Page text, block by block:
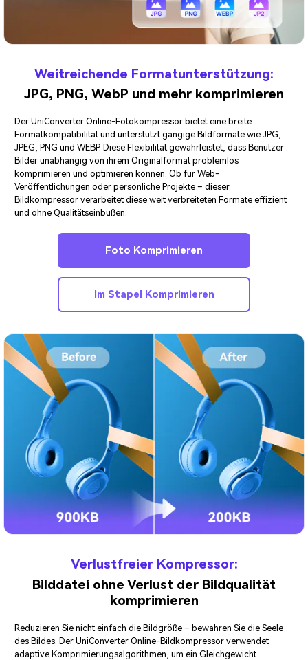
Weitreichende Formatunterstützung:
JPG, PNG, WebP und mehr komprimieren
Der UniConverter Online-Fotokompressor bietet eine breite
Formatkompatibilität und unterstützt gängige Bildformate wie JPG,
JPEG, PNG und WEBP. Diese Flexibilität gewährleistet, dass Benutzer
Bilder unabhängig von ihrem Originalformat problemlos
komprimieren und optimieren können. Ob für Web-
Veröffentlichungen oder persönliche Projekte – dieser
Bildkompressor verarbeitet diese weit verbreiteten Formate effizient
und ohne Qualitätseinbußen.
Foto Komprimieren
Im Stapel Komprimieren
Verlustfreier Kompressor:
Bilddatei ohne Verlust der Bildqualität
komprimieren
Reduzieren Sie nicht einfach die Bildgröße – bewahren Sie die Seele
des Bildes. Der UniConverter Online-Bildkompressor verwendet
adaptive Komprimierungsalgorithmen, um ein Gleichgewicht